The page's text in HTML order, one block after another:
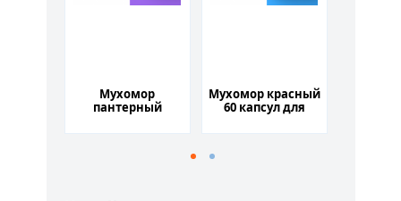
Мухомор
пантерный
Pantherina) 60
Мухомор красный
60 капсул для
умственной и